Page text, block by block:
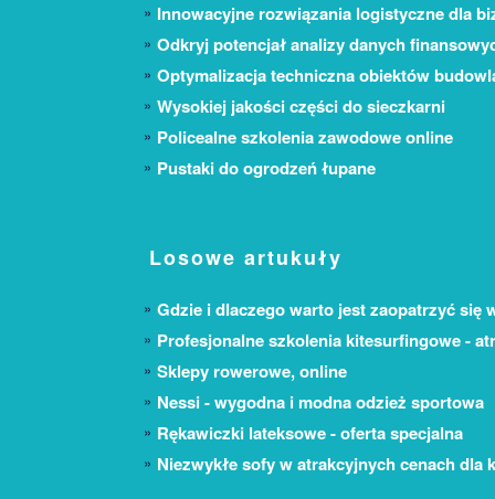
Innowacyjne rozwiązania logistyczne dla
Odkryj potencjał analizy danych
Optymalizacja techniczna obiektów
Wysokiej jakości części do sieczkarni
Policealne szkolenia zawodowe online
Pustaki do ogrodzeń łupane
Losowe artukuły
Gdzie i dlaczego warto jest zaopatrzyć się
Profesjonalne szkolenia kitesurfingowe -
Sklepy rowerowe, online
Nessi - wygodna i modna odzież sportowa
Rękawiczki lateksowe - oferta specjalna
Niezwykłe sofy w atrakcyjnych cenach dla